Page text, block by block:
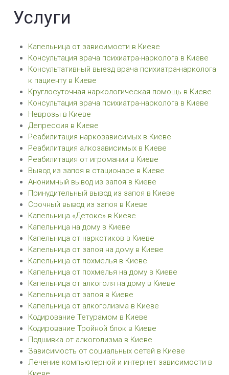
Услуги
Капельница от зависимости в Киеве
Консультация врача психиатра-нарколога в Киеве
Консультативный выезд врача психиатра-нарколога
к пациенту в Киеве
Круглосуточная наркологическая помощь в Киеве
Консультация врача психиатра-нарколога в Киеве
Неврозы в Киеве
Депрессия в Киеве
Реабилитация наркозависимых в Киеве
Реабилитация алкозависимых в Киеве
Реабилитация от игромании в Киеве
Вывод из запоя в стационаре в Киеве
Анонимный вывод из запоя в Киеве
Принудительный вывод из запоя в Киеве
Срочный вывод из запоя в Киеве
Капельница «Детокс» в Киеве
Капельница на дому в Киеве
Капельница от наркотиков в Киеве
Капельница от запоя на дому в Киеве
Капельница от похмелья в Киеве
Капельница от похмелья на дому в Киеве
Капельница от алкоголя на дому в Киеве
Капельница от запоя в Киеве
Капельница от алкоголизма в Киеве
Кодирование Тетурамом в Киеве
Кодирование Тройной блок в Киеве
Подшивка от алкоголизма в Киеве
Зависимость от социальных сетей в Киеве
Лечение компьютерной и интернет зависимости в